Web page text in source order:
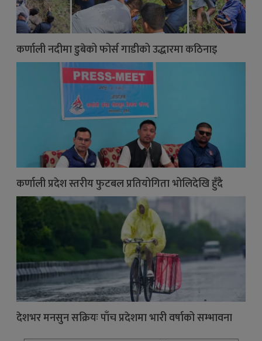
कर्णाली नदीमा डुबेको फोर्स गाडीको उद्धारमा कठिनाइ
कर्णाली प्रदेश स्तरीय फुटबल प्रतियोगिता भोलिदेखि हुँदै
देशभर मनसुन सक्रियः पाँच प्रदेशमा भारी वर्षाको सम्भावना